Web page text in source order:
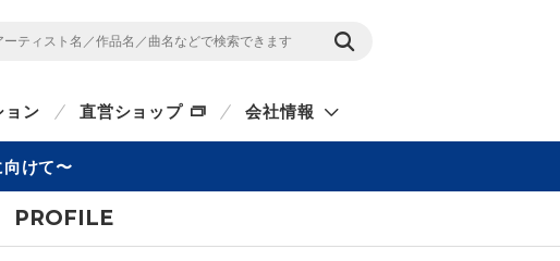
ョン 直営ショップ 会社情報
けて〜
PROFILE